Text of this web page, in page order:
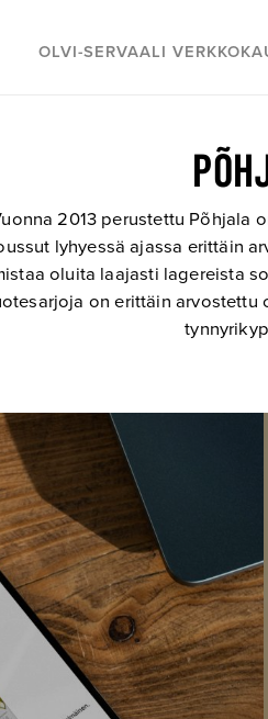
OLVI-SERVAALI
2013 perustettu Põhjala
lyhyessä ajassa erittäin
oluita laajasti lagereista
on erittäin arvostettu